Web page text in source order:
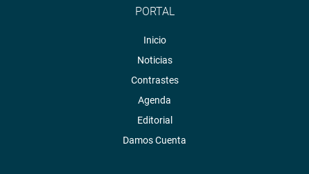
PORTAL
Inicio
Noticias
Contrastes
Agenda
Editorial
Damos Cuenta